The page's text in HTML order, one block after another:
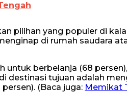
pilihan yang populer di
di rumah saudara
untuk berbelanja (68
destinasi tujuan adalah
(Baca juga: Memikat